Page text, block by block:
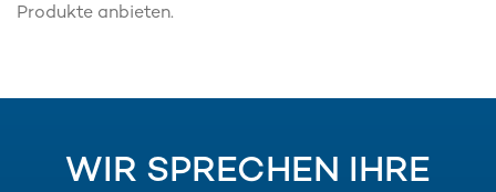
Produkte anbieten.
WIR SPRECHEN IHRE